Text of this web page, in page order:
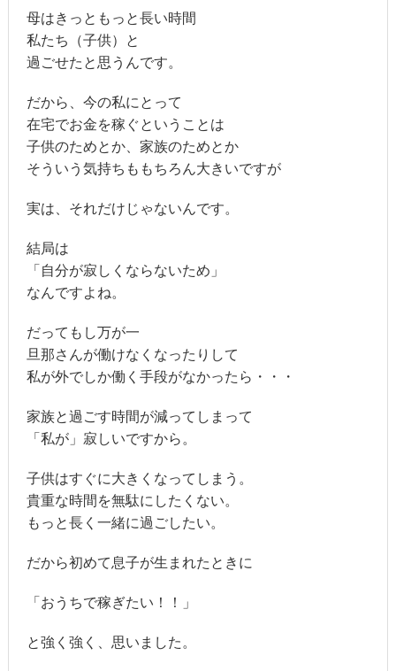
母はきっともっと長い時間
私たち（子供）と
過ごせたと思うんです。
だから、今の私にとって
在宅でお金を稼ぐということは
子供のためとか、家族のためとか
そういう気持ちももちろん大きいですが
実は、それだけじゃないんです。
結局は
「自分が寂しくならないため」
なんですよね。
だってもし万が一
旦那さんが働けなくなったりして
私が外でしか働く手段がなかったら・・・
家族と過ごす時間が減ってしまって
「私が」寂しいですから。
子供はすぐに大きくなってしまう。
貴重な時間を無駄にしたくない。
もっと長く一緒に過ごしたい。
だから初めて息子が生まれたときに
「おうちで稼ぎたい！！」
と強く強く、思いました。